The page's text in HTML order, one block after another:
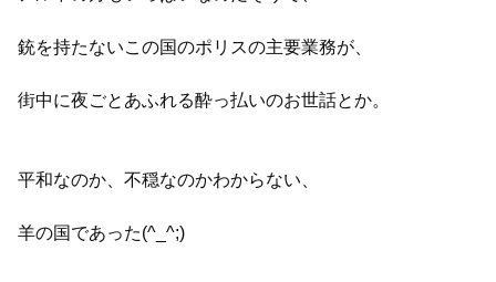
銃を持たないこの国のポリスの主要業務が、
街中に夜ごとあふれる酔っ払いのお世話とか。
平和なのか、不穏なのかわからない、
羊の国であった(^_^;)